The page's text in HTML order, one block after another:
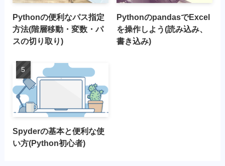
Pythonの便利なパス指定
方法(階層移動・変数・パ
スの切り取り)
PythonのpandasでExcel
を操作しよう(読み込み、
書き込み)
Spyderの基本と便利な使
い方(Python初心者)